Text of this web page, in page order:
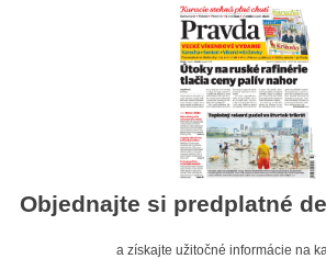
Objednajte si predplatné
a získajte užitočné informácie na